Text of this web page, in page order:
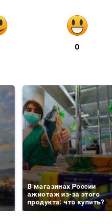
0
В магазинах России
ажиотаж из-за этого
продукта: что купить?